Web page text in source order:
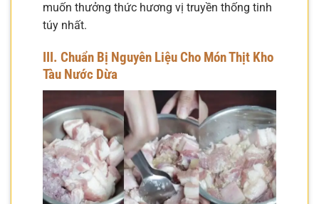
muốn thưởng thức hương vị truyền thống tinh
túy nhất.
III. Chuẩn Bị Nguyên Liệu Cho Món Thịt Kho
Tàu Nước Dừa